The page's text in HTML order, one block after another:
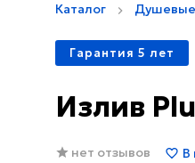
Каталог
Гарантия 5 лет
Излив
нет отзывов В